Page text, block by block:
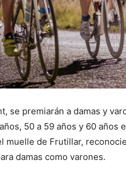
se premiarán a damas y
50 a 59 años y 60 años
muelle de Frutillar,
damas como varones.